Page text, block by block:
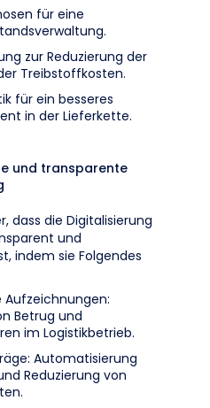
für eine
zur Reduzierung der
Treibstoffkosten.
für ein besseres
in der Lieferkette.
und transparente
dass die Digitalisierung
und
indem sie Folgendes
Aufzeichnungen:
Betrug und
im Logistikbetrieb.
Automatisierung
Reduzierung von